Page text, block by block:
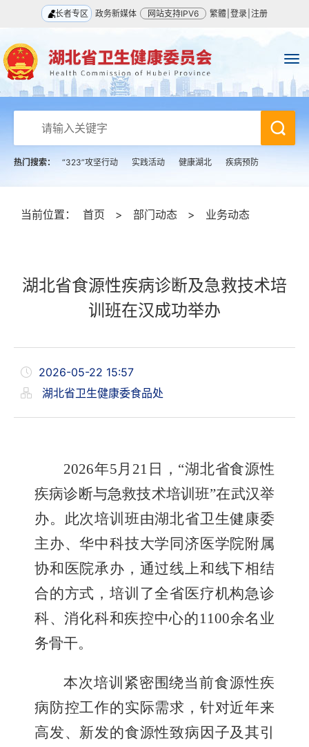
长者专区 政务新媒体 网站支持IPV6 繁體 登录 注册
热门搜索： “323”攻坚行动 实践活动 健康湖北 疾病预防
当前位置： 首页 > 部门动态 > 业务动态
湖北省食源性疾病诊断及急救技术培
训班在汉成功举办
2026-05-22 15:57
湖北省卫生健康委食品处
2026年5月21日，“湖北省食源性
疾病诊断与急救技术培训班”在武汉举
办。此次培训班由湖北省卫生健康委
主办、华中科技大学同济医学院附属
协和医院承办，通过线上和线下相结
合的方式，培训了全省医疗机构急诊
科、消化科和疾控中心的1100余名业
务骨干。
本次培训紧密围绕当前食源性疾
病防控工作的实际需求，针对近年来
高发、新发的食源性致病因子及其引